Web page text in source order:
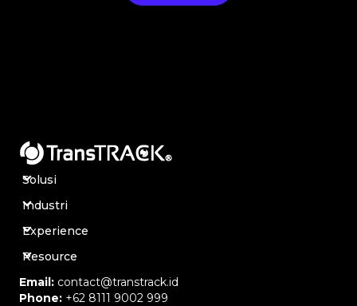
Solusi
Industri
Experience
Resource
Email: contact@transtrack.id
Phone: +62 8111 9002 999